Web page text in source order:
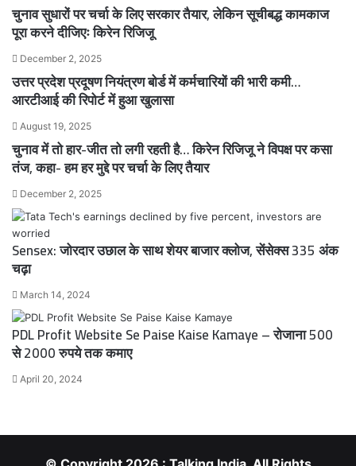
चुनाव सुधारों पर चर्चा के लिए सरकार तैयार, लेकिन सूचीबद्ध कामकाज
पूरा करने दीजिएः किरेन रिजिजू
December 2, 2025
उत्तर प्रदेश प्रदूषण नियंत्रण बोर्ड में कर्मचारियों की भारी कमी…
आरटीआई की रिपोर्ट में हुआ खुलासा
August 19, 2025
चुनाव में तो हार-जीत तो लगी रहती है… किरेन रिजिजू ने विपक्ष पर कसा
तंज, कहा- हम हर मुद्दे पर चर्चा के लिए तैयार
December 2, 2025
Sensex: जोरदार उछाल के साथ शेयर बाजार क्लोज, सेंसेक्स 335 अंक
चढ़ा
March 14, 2024
PDL Profit Website Se Paise Kaise Kamaye – रोजाना 500
से 2000 रुपये तक कमाए
April 20, 2024